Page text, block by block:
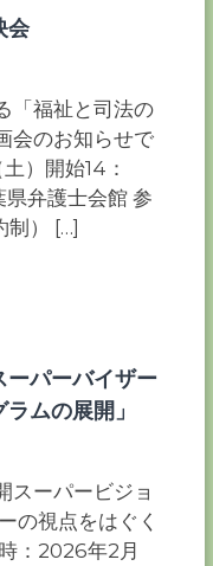
会
「福祉と司法の
会のお知らせで
）開始14：
弁護士会館 参
制） […]
ーパーバイザー
ムの展開」
ーパービジョ
の視点をはぐく
：2026年2月